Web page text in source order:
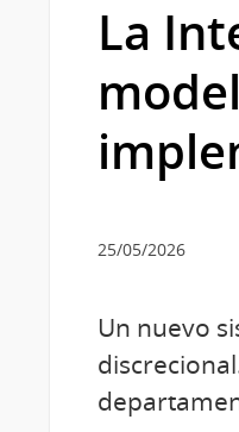
La
25/05/2026
Un nuevo